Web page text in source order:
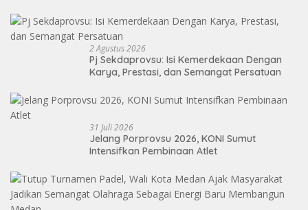
2 Agustus 2026
Pj Sekdaprovsu: Isi Kemerdekaan Dengan
Karya, Prestasi, dan Semangat Persatuan
31 Juli 2026
Jelang Porprovsu 2026, KONI Sumut
Intensifkan Pembinaan Atlet